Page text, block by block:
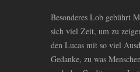
Besonderes Lob gebührt
sich viel Zeit, um zu
den Lucas mit so viel
Gedanke, zu was